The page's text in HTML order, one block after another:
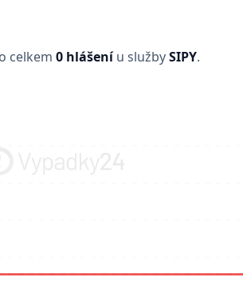
celkem 0 hlášeníu službySIPY.